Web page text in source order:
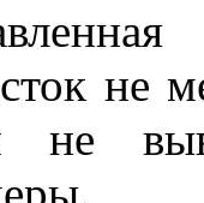
не
не